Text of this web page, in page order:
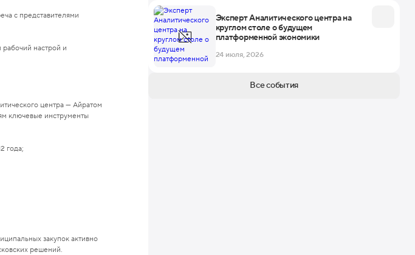
с представителями
настрой и
центра — Айратом
ключевые инструменты
года;
закупок активно
решений.
Эксперт Аналитического центра на
круглом столе о будущем
платформенной экономики
24 июля, 2026
Все события